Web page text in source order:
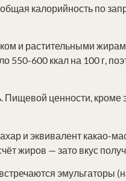
калорийность по
и растительными
600 ккал на 100 г,
Пищевой ценности, кроме
и эквивалент какао-
жиров — зато вкус
эмульгаторы